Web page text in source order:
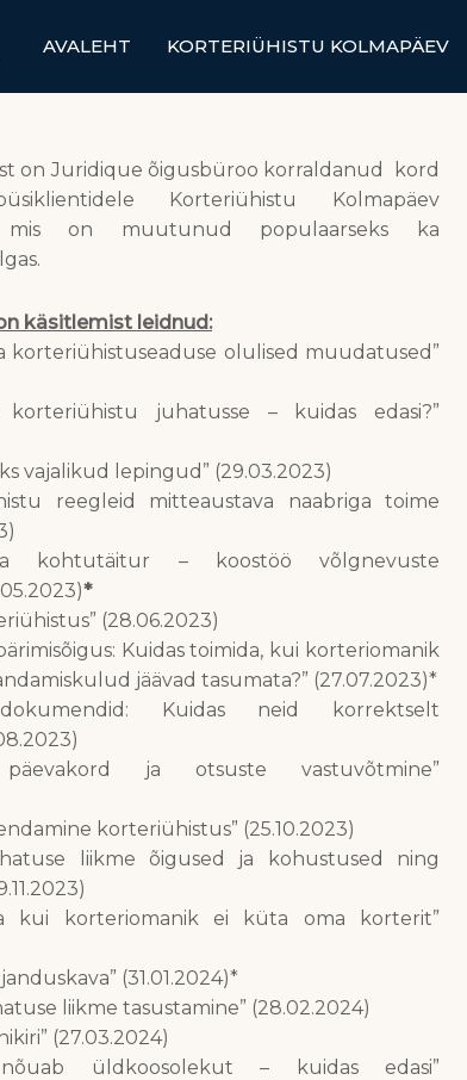
AVALEHT KORTERIÜHISTU KOLMAPÄEV
on Juridique õigusbüroo korraldanud kord
Korteriühistu Kolmapäev
mis on muutunud populaarseks ka
käsitlemist leidnud:
korteriühistuseaduse olulised muudatused”
juhatusse – kuidas edasi?”
vajalikud lepingud” (29.03.2023)
reegleid mitteaustava naabriga toime
kohtutäitur – koostöö võlgnevuste
*
(28.06.2023)
Kuidas toimida, kui korteriomanik
jäävad tasumata?” (27.07.2023)*
Kuidas neid korrektselt
päevakord ja otsuste vastuvõtmine”
korteriühistus” (25.10.2023)
liikme õigused ja kohustused ning
kui korteriomanik ei küta oma korterit”
(31.01.2024)*
liikme tasustamine” (28.02.2024)
(27.03.2024)
nõuab üldkoosolekut – kuidas edasi”